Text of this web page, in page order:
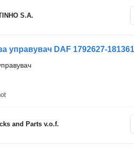
S.A.
управувач DAF 1792627-
and Parts v.o.f.